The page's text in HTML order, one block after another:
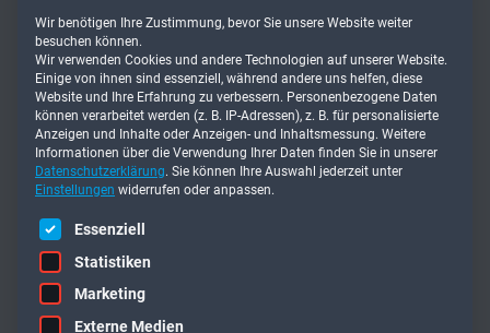
wir die BDE näher beleuchten und ihre Abgrenzung von
anderen relevanten Konzepten wie ERP,
Maschinendatenerfassung (MDE) und Manufacturing
Execution Systemen (MES) erläutern. Darüber hinaus
werden wir untersuchen, wie Künstliche Intelligenz (KI)
zur Effizienzsteigerung der BDE eingesetzt werden kann.
Betriebsdatenerfassung (BDE): Eine
Einführung
Betriebsdatenerfassung, oft auch als BDE-System
bezeichnet, ist ein wichtiger Bestandteil der Smart Factory
im Rahmen von Industrie 4.0. Sie ermöglicht die
Wir benötigen Ihre Zustimmung, bevor Sie unsere Website weiter
besuchen können.
Wir verwenden Cookies und andere Technologien auf unserer Website.
Einige von ihnen sind essenziell, während andere uns helfen, diese
Website und Ihre Erfahrung zu verbessern. Personenbezogene Daten
können verarbeitet werden (z. B. IP-Adressen), z. B. für personalisierte
Anzeigen und Inhalte oder Anzeigen- und Inhaltsmessung. Weitere
Informationen über die Verwendung Ihrer Daten finden Sie in unserer
Datenschutzerklärung. Sie können Ihre Auswahl jederzeit unter
Einstellungen widerrufen oder anpassen.
Es folgt eine Liste der Service-Gruppen, für die eine Einwilligung
Essenziell
Statistiken
Marketing
Externe Medien